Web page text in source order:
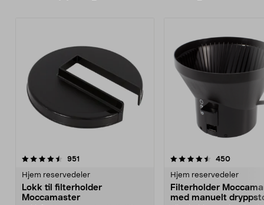
951
Hjem reservedeler
Lokk til filterholder
Moccamaster
4.5 av 5 stjerner 450
Hjem reservedeler
Filterholder
med manuelt
4.5 av 5 stjerner